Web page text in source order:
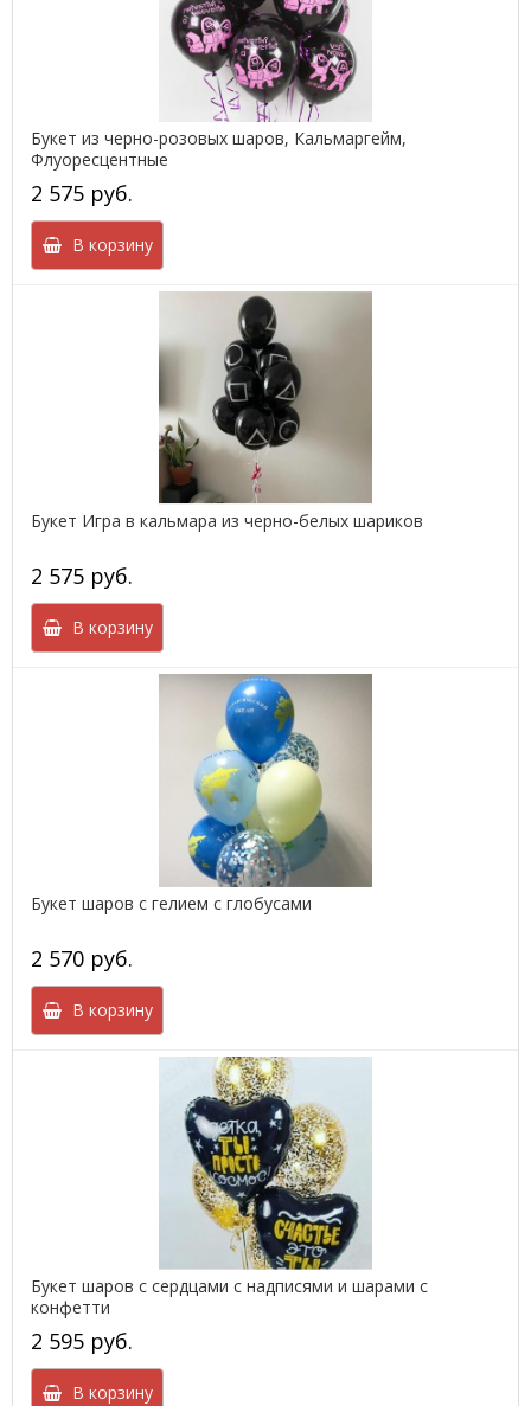
Букет из черно-розовых шаров, Кальмаргейм,
Флуоресцентные
2 575 руб.
В корзину
Букет Игра в кальмара из черно-белых шариков
2 575 руб.
В корзину
Букет шаров с гелием с глобусами
2 570 руб.
В корзину
Букет шаров с сердцами с надписями и шарами с
конфетти
2 595 руб.
В корзину